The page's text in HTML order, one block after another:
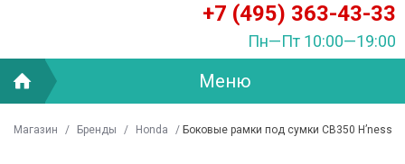
+7 (495) 363-43-33
Пн—Пт 10:00—19:00
Меню
Магазин / Бренды / Honda / Боковые рамки под сумки CB350 H’ness